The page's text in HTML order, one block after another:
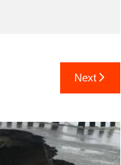
Next